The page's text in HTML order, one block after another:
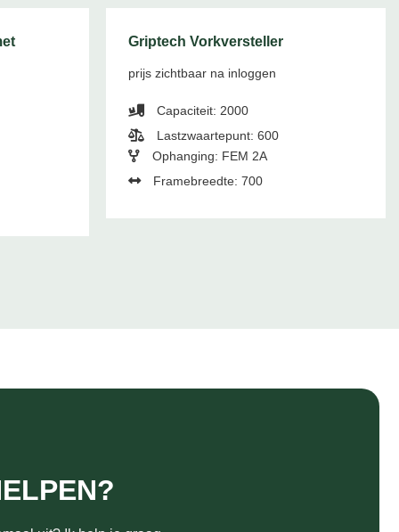
Griptech Vorkversteller
prijs zichtbaar na inloggen
Capaciteit: 2000
Lastzwaartepunt: 600
Ophanging: FEM 2A
Framebreedte: 700